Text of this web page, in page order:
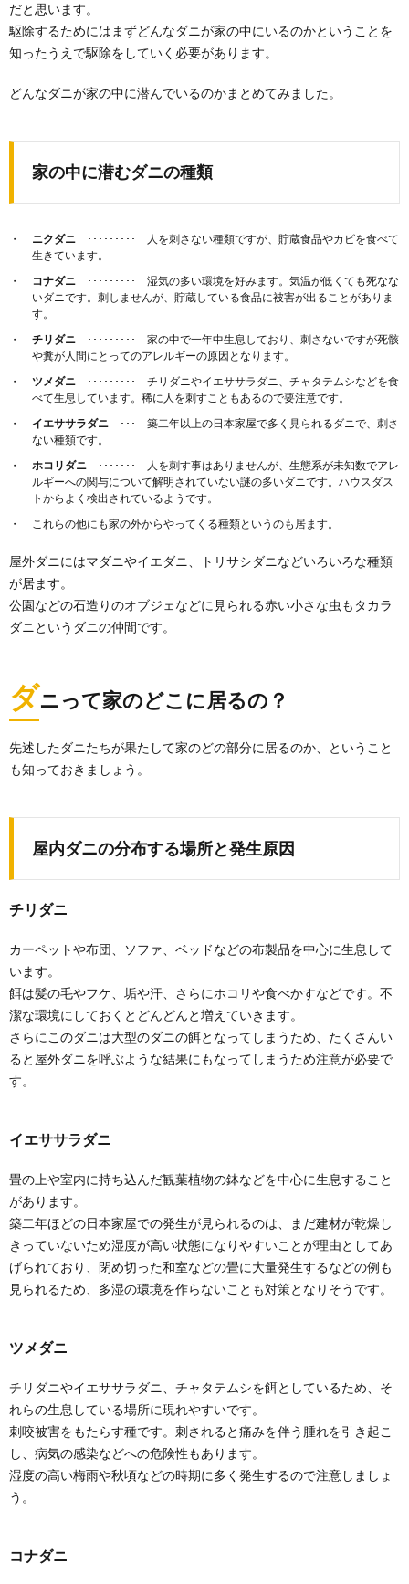
No Image
ダニ退治を家庭でするならやっぱり布団乾
燥機！効果的なやり方
方を間違えると、ダニの駆除はできません。 ...
床の拭き掃除に重曹を使う場合の注意点と
効果的な掃除方法
家の中のいろいろな場所に使える万能洗剤「重曹」。
ダニの種類について
ダニを退治したい！ 布団・カーペット・畳が主なダニ
ダニ退治用シートの効果とは？メリットや
選び方について解説
退治するか考える人も多くなるでしょう。 ダニ対...
タイルの掃除。玄関はお家の顔。綺麗なタ
タイルの掃除はそれほど難しくはありません。 普段は
カーペット向きの掃除機って？おすすめと
見分け方について
の性質を知る
カーペット掃除はまずブラシでホコリや髪
の毛をかき出してから
カーペットにいきなり掃除機をかけるのはＮＧなんで
ダニ対策に効果的な布団乾燥機の選び方と
赤ちゃんが生まれて、本格的にダニ対策を考え始める
人も多いでしょう。 ダニ対策にはいろいろな方法...
だと思います。
駆除するためにはまずどんなダニが家の中にいるのかということを
知ったうえで駆除をしていく必要があります。
どんなダニが家の中に潜んでいるのかまとめてみました。
家の中に潜むダニの種類
ニクダニ
･････････ 人を刺さない種類ですが、貯蔵食品やカビを食べて
生きています。
コナダニ
･････････ 湿気の多い環境を好みます。気温が低くても死なな
いダニです。刺しませんが、貯蔵している食品に被害が出ることがありま
す。
チリダニ
･････････ 家の中で一年中生息しており、刺さないですが死骸
や糞が人間にとってのアレルギーの原因となります。
ツメダニ
･････････ チリダニやイエササラダニ、チャタテムシなどを食
べて生息しています。稀に人を刺すこともあるので要注意です。
イエササラダニ
･･･ 築二年以上の日本家屋で多く見られるダニで、刺さ
ない種類です。
ホコリダニ
･･･････ 人を刺す事はありませんが、生態系が未知数でアレ
ルギーへの関与について解明されていない謎の多いダニです。ハウスダス
トからよく検出されているようです。
これらの他にも家の外からやってくる種類というのも居ます。
屋外ダニにはマダニやイエダニ、トリサシダニなどいろいろな種類
が居ます。
公園などの石造りのオブジェなどに見られる赤い小さな虫もタカラ
ダニというダニの仲間です。
ダニって家のどこに居るの？
先述したダニたちが果たして家のどの部分に居るのか、ということ
も知っておきましょう。
屋内ダニの分布する場所と発生原因
チリダニ
カーペットや布団、ソファ、ベッドなどの布製品を中心に生息して
います。
餌は髪の毛やフケ、垢や汗、さらにホコリや食べかすなどです。不
潔な環境にしておくとどんどんと増えていきます。
さらにこのダニは大型のダニの餌となってしまうため、たくさんい
ると屋外ダニを呼ぶような結果にもなってしまうため注意が必要で
す。
イエササラダニ
畳の上や室内に持ち込んだ観葉植物の鉢などを中心に生息すること
があります。
築二年ほどの日本家屋での発生が見られるのは、まだ建材が乾燥し
きっていないため湿度が高い状態になりやすいことが理由としてあ
げられており、閉め切った和室などの畳に大量発生するなどの例も
見られるため、多湿の環境を作らないことも対策となりそうです。
ツメダニ
チリダニやイエササラダニ、チャタテムシを餌としているため、そ
れらの生息している場所に現れやすいです。
刺咬被害をもたらす種です。刺されると痛みを伴う腫れを引き起こ
し、病気の感染などへの危険性もあります。
湿度の高い梅雨や秋頃などの時期に多く発生するので注意しましょ
う。
コナダニ